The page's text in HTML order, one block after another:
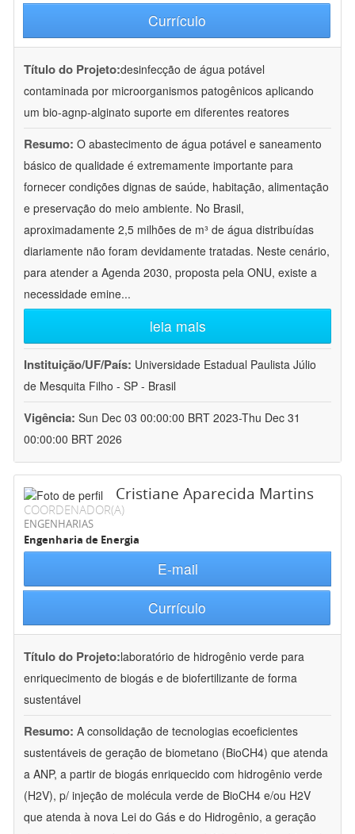
Currículo
Título do Projeto:desinfecção de água potável
contaminada por microorganismos patogênicos aplicando
um bio-agnp-alginato suporte em diferentes reatores
Resumo: O abastecimento de água potável e saneamento
básico de qualidade é extremamente importante para
fornecer condições dignas de saúde, habitação, alimentação
e preservação do meio ambiente. No Brasil,
aproximadamente 2,5 milhões de m³ de água distribuídas
diariamente não foram devidamente tratadas. Neste cenário,
para atender a Agenda 2030, proposta pela ONU, existe a
necessidade emine...
leia mais
Instituição/UF/País: Universidade Estadual Paulista Júlio
de Mesquita Filho - SP - Brasil
Vigência: Sun Dec 03 00:00:00 BRT 2023-Thu Dec 31
00:00:00 BRT 2026
Cristiane Aparecida Martins
COORDENADOR(A)
ENGENHARIAS
Engenharia de Energia
E-mail
Currículo
Título do Projeto:laboratório de hidrogênio verde para
enriquecimento de biogás e de biofertilizante de forma
sustentável
Resumo: A consolidação de tecnologias ecoeficientes
sustentáveis de geração de biometano (BioCH4) que atenda
a ANP, a partir de biogás enriquecido com hidrogênio verde
(H2V), p/ injeção de molécula verde de BioCH4 e/ou H2V
que atenda à nova Lei do Gás e do Hidrogênio, a geração